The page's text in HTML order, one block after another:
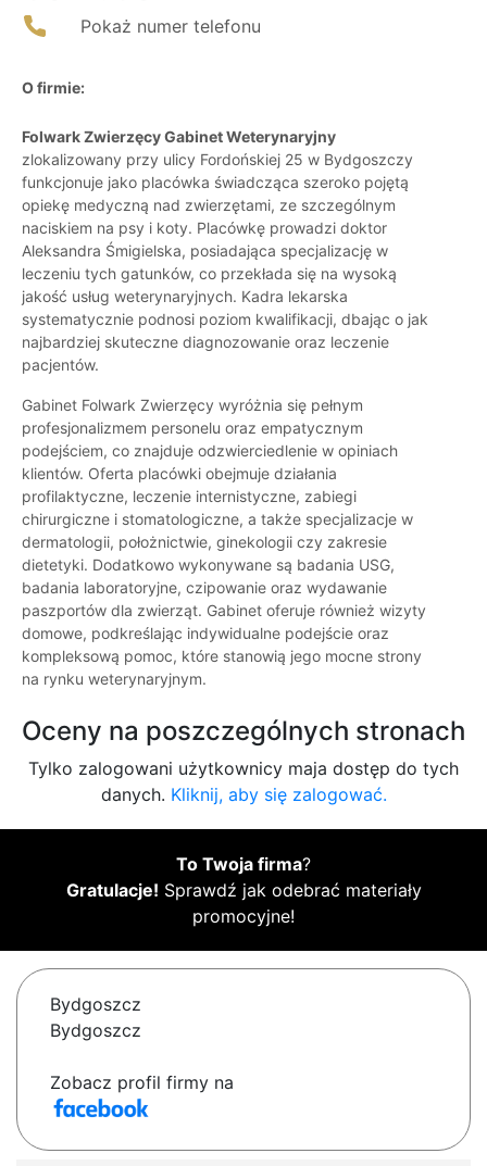
Pokaż numer telefonu
O firmie:
Folwark Zwierzęcy Gabinet Weterynaryjny
zlokalizowany przy ulicy Fordońskiej 25 w Bydgoszczy
funkcjonuje jako placówka świadcząca szeroko pojętą
opiekę medyczną nad zwierzętami, ze szczególnym
naciskiem na psy i koty. Placówkę prowadzi doktor
Aleksandra Śmigielska, posiadająca specjalizację w
leczeniu tych gatunków, co przekłada się na wysoką
jakość usług weterynaryjnych. Kadra lekarska
systematycznie podnosi poziom kwalifikacji, dbając o jak
najbardziej skuteczne diagnozowanie oraz leczenie
pacjentów.
Gabinet Folwark Zwierzęcy wyróżnia się pełnym
profesjonalizmem personelu oraz empatycznym
podejściem, co znajduje odzwierciedlenie w opiniach
klientów. Oferta placówki obejmuje działania
profilaktyczne, leczenie internistyczne, zabiegi
chirurgiczne i stomatologiczne, a także specjalizacje w
dermatologii, położnictwie, ginekologii czy zakresie
dietetyki. Dodatkowo wykonywane są badania USG,
badania laboratoryjne, czipowanie oraz wydawanie
paszportów dla zwierząt. Gabinet oferuje również wizyty
domowe, podkreślając indywidualne podejście oraz
kompleksową pomoc, które stanowią jego mocne strony
na rynku weterynaryjnym.
Oceny na poszczególnych stronach
Tylko zalogowani użytkownicy maja dostęp do tych
danych. Kliknij, aby się zalogować.
To Twoja firma?
Gratulacje! Sprawdź jak odebrać materiały
promocyjne!
Bydgoszcz
Bydgoszcz
Zobacz profil firmy na